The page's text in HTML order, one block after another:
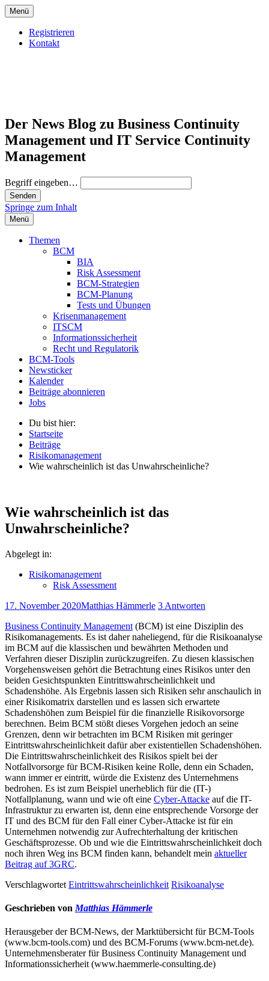
Menü
Registrieren
Kontakt
Der News Blog zu Business Continuity
Management und IT Service Continuity
Management
Begriff eingeben…
Springe zum Inhalt
Menü
Themen
BCM
BIA
Risk Assessment
BCM-Strategien
BCM-Planung
Tests und Übungen
Krisenmanagement
ITSCM
Informationssicherheit
Recht und Regulatorik
BCM-Tools
Newsticker
Kalender
Beiträge abonnieren
Jobs
Du bist hier:
Startseite
Beiträge
Risikomanagement
Wie wahrscheinlich ist das Unwahrscheinliche?
Wie wahrscheinlich ist das
Unwahrscheinliche?
Abgelegt in:
Risikomanagement
Risk Assessment
17. November 2020Matthias Hämmerle 3 Antworten
Business Continuity Management (BCM) ist eine Disziplin des
Risikomanagements. Es ist daher naheliegend, für die Risikoanalyse
im BCM auf die klassischen und bewährten Methoden und
Verfahren dieser Disziplin zurückzugreifen. Zu diesen klassischen
Vorgehensweisen gehört die Betrachtung eines Risikos unter den
beiden Gesichtspunkten Eintrittswahrscheinlichkeit und
Schadenshöhe. Als Ergebnis lassen sich Risiken sehr anschaulich in
einer Risikomatrix darstellen und es lassen sich erwartete
Schadenshöhen zum Beispiel für die finanzielle Risikovorsorge
berechnen. Beim BCM stößt dieses Vorgehen jedoch an seine
Grenzen, denn wir betrachten im BCM Risiken mit geringer
Eintrittswahrscheinlichkeit dafür aber existentiellen Schadenshöhen.
Die Eintrittswahrscheinlichkeit des Risikos spielt bei der
Notfallvorsorge für BCM-Risiken keine Rolle, denn ein Schaden,
wann immer er eintritt, würde die Existenz des Unternehmens
bedrohen. Es ist zum Beispiel unerheblich für die (IT-)
Notfallplanung, wann und wie oft eine Cyber-Attacke auf die IT-
Infrastruktur zu erwarten ist, denn eine entsprechende Vorsorge der
IT und des BCM für den Fall einer Cyber-Attacke ist für ein
Unternehmen notwendig zur Aufrechterhaltung der kritischen
Geschäftsprozesse. Ob und wie die Eintrittswahrscheinlichkeit doch
noch ihren Weg ins BCM finden kann, behandelt mein aktueller
Beitrag auf 3GRC.
Verschlagwortet Eintrittswahrscheinlichkeit Risikoanalyse
Geschrieben von Matthias Hämmerle
Herausgeber der BCM-News, der Marktübersicht für BCM-Tools
(www.bcm-tools.com) und des BCM-Forums (www.bcm-net.de).
Unternehmensberater für Business Continuity Management und
Informationssicherheit (www.haemmerle-consulting.de)